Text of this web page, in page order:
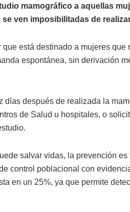
mamográfico a aquellas
ven imposibilitadas de
que está destinado a mujeres
espontánea, sin derivación
días después de realizada la
de Salud u hospitales, o
salvar vidas, la prevención
control poblacional con
en un 25%, ya que permite